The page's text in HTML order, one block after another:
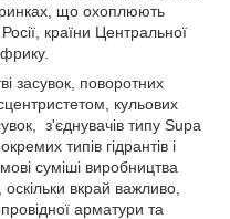
ринках, що охоплюють
країни Центральної
засувок, поворотних
кульових
з'єднувачів типу Supa
типів гідрантів і
суміші виробництва
вкрай важливо,
арматури та